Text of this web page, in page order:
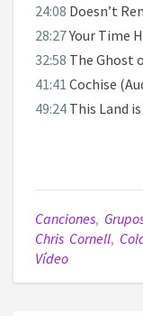
24:08 Doesn’t
28:27Your Time
32:58 The Ghost
41:41 Cochise
49:24 This Land
Canciones,
Chris Cornell,
Vídeo